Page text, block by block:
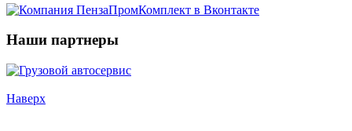
Наши партнеры
Наверх